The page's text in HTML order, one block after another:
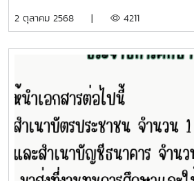
วิทยาลัยบริหารศาสตร์ 5. นายธนพัฒน์ จั
2 ฉบับมาส่งที่งานทุนการศึกษาและให้คำป
2568เวลา 08.30 - 16.30 น. (ในวันเวลา
2 ตุลาคม 2568 | 4211